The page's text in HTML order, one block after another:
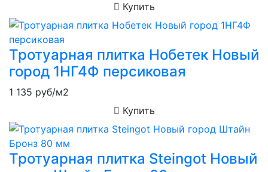
Купить
Тротуарная плитка Нобетек Новый
город 1НГ4Ф персиковая
1 135 руб/м2
Купить
Тротуарная плитка Steingot Новый